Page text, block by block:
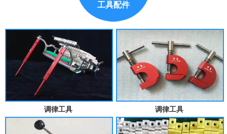
工具配件
调律工具 调律工具